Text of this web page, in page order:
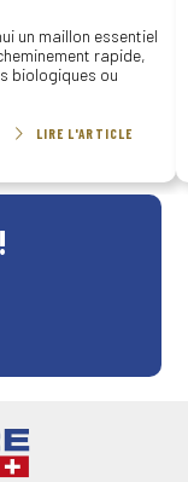
un maillon essentiel
rapide,
biologiques ou
LIRE L'ARTICLE